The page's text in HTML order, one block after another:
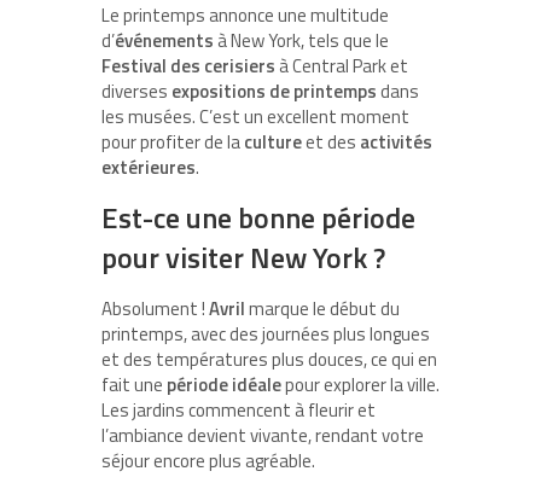
Le printemps annonce une multitude
d’événements à New York, tels que le
Festival des cerisiers à Central Park et
diverses expositions de printempsdans
les musées. C’est un excellent moment
pour profiter de lacultureet des activités
extérieures.
Est-ce une bonne période
pour visiter New York ?
Absolument !Avrilmarque le début du
printemps, avec des journées plus longues
et des températures plus douces, ce qui en
fait une période idéalepour explorer la ville.
Les jardins commencent à fleurir et
l’ambiance devient vivante, rendant votre
séjour encore plus agréable.